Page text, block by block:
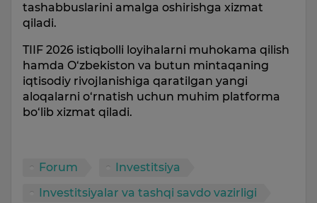
tashabbuslarini amalga oshirishga xizmat
qiladi.
TIIF 2026 istiqbolli loyihalarni muhokama qilish
hamda O‘zbekiston va butun mintaqaning
iqtisodiy rivojlanishiga qaratilgan yangi
aloqalarni o‘rnatish uchun muhim platforma
bo‘lib xizmat qiladi.
Forum
Investitsiya
Investitsiyalar va tashqi savdo vazirligi